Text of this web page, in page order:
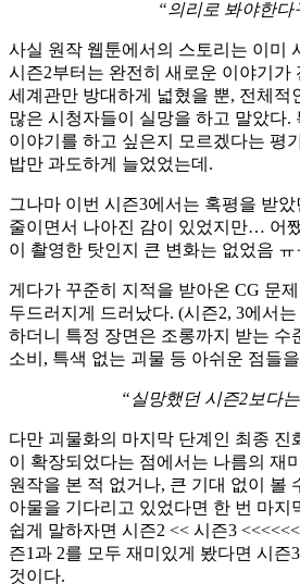
“의리로 봐야한다
사실 원작 웹툰에서의 스토리는 이미
시즌2부터는 완전히 새로운 이야기가
세계관만 방대하게 넓혔을 뿐, 전체적
많은 시청자들이 실망을 하고 말았다.
이야기를 하고 싶은지 모르겠다는 평
밥만 과도하게 늘었었는데.
그나마 이번 시즌3에서는 혹평을 받
줄이면서 나아진 감이 있었지만… 어
이 촬영한 탓인지 큰 변화는 없었음 ㅠ
게다가 꾸준히 지적을 받아온 CG 문
두드러지게 드러났다. (시즌2, 3에서
하더니 특정 장면은 조롱까지 받는
소비, 특색 없는 괴물 등 아쉬운 점들
“실망했던 시즌2보다
다만 괴물화의 마지막 단계인 최종 진
이 확장되었다는 점에서는 나름의 재
원작을 본 적 없거나, 큰 기대 없이 볼
아물을 기다리고 있었다면 한 번 마지
쉽게 말하자면 시즌2 << 시즌3
즌1과 2를 모두 재미있게 봤다면 시즌
것이다.